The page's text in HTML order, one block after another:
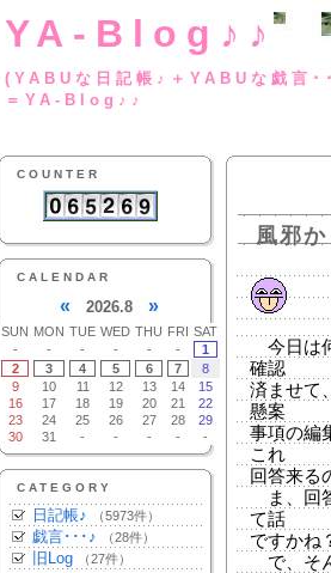
YA-Blog♪♪
(YABUな日記帳♪
＝YA-Blog♪♪
COUNTER
CALENDAR
« 2026.8 »
SUN MON TUE WED THU FRI SAT
-
- - - - -
1
2
3 4 5 6 7
8
9
10 11 12 13 14
15
16
17 18 19 20 21
22
23
24 25 26 27 28
29
30
31 - - - - -
CATEGORY
日記帳♪ （5973件）
戯言･･･♪ （28件）
旧Log （27件）
風邪
今日は
確認
済ませて
懸案
事項の編
これ
回答来る
ま、回
て話
ですかね
で、そ